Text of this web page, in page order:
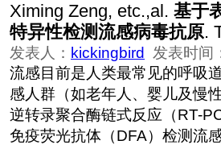
Ximing Zeng, etc.,al. 基于
特异性检测流感病毒抗原.
发表人： kickingbird 发表时间
流感目前是人类最常见的呼吸
感人群（如老年人、婴儿及慢
逆转录聚合酶链式反应（RT-
免疫荧光抗体（DFA）检测流